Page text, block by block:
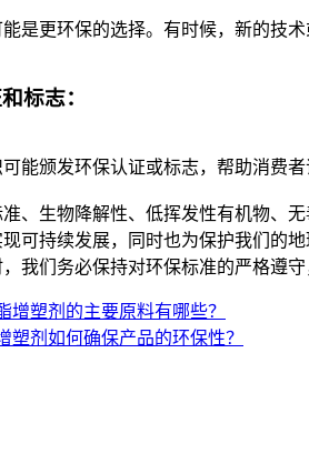
更环保的选择。有时候，新的技术
标志：
颁发环保认证或标志，帮助消费者
生物降解性、低挥发性有机物、无
可持续发展，同时也为保护我们的
我们务必保持对环保标准的严格遵守
增塑剂的主要原料有哪些？
塑剂如何确保产品的环保性？